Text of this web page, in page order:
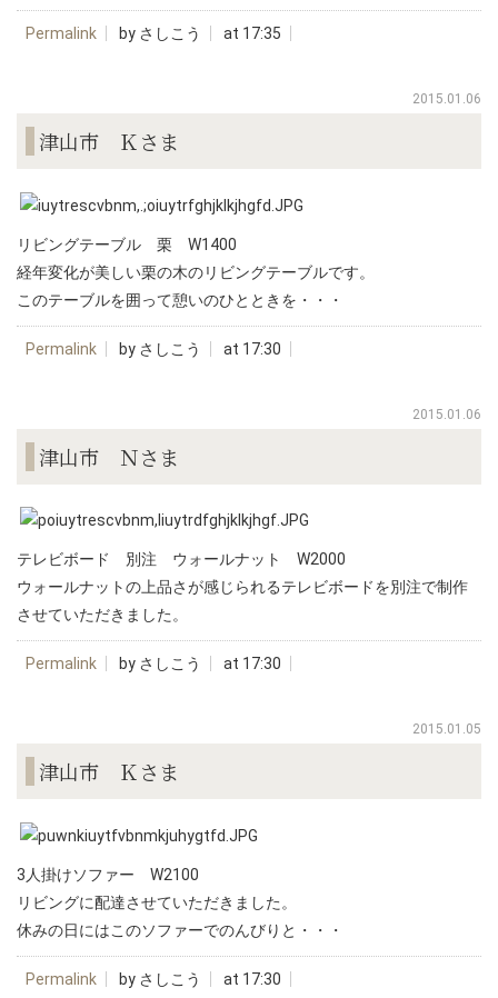
Permalink by さしこう at 17:35
2015.01.06
津山市 Ｋさま
リビングテーブル 栗 W1400
経年変化が美しい栗の木のリビングテーブルです。
このテーブルを囲って憩いのひとときを・・・
Permalink by さしこう at 17:30
2015.01.06
津山市 Ｎさま
テレビボード 別注 ウォールナット W2000
ウォールナットの上品さが感じられるテレビボードを別注で制作
させていただきました。
Permalink by さしこう at 17:30
2015.01.05
津山市 Ｋさま
3人掛けソファー W2100
リビングに配達させていただきました。
休みの日にはこのソファーでのんびりと・・・
Permalink by さしこう at 17:30